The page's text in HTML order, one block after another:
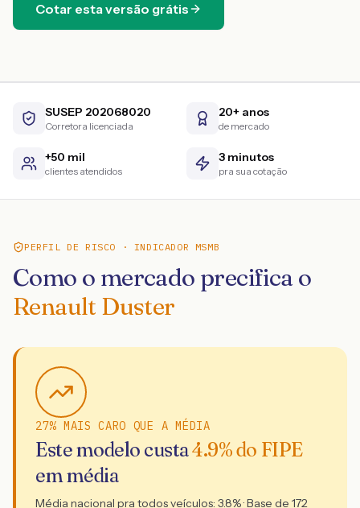
Cotar esta versão grátis
SUSEP 202068020
Corretora licenciada
20+ anos
de mercado
+50 mil
clientes atendidos
3 minutos
pra sua cotação
PERFIL DE RISCO · INDICADOR MSMB
Como o mercado precifica o
Renault Duster
27% MAIS CARO QUE A MÉDIA
Este modelo custa4.9% do FIPE
em média
Média nacional pra todos veículos: 3.8% · Base de 172